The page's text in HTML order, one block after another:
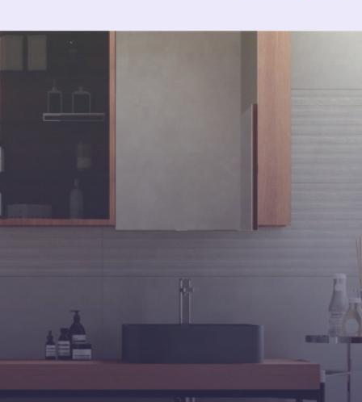
katıyor. Yemek hazırlama süreçlerinizde estetik ve fonksiyonelliği